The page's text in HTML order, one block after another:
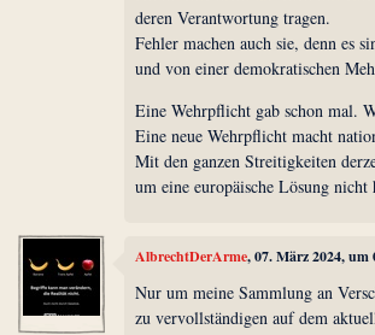
deren Verantwortung tragen.
Fehler machen auch sie, denn es
und von einer demokratischen
Eine Wehrpflicht gab schon mal.
Eine neue Wehrpflicht macht
Mit den ganzen Streitigkeiten
um eine europäische Lösung nicht
AlbrechtDerArme, 07. März 2024, um
Nur um meine Sammlung an
zu vervollständigen auf dem